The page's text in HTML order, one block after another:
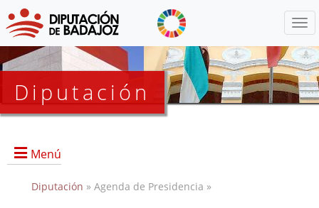
Diputación
Menú
Diputación » Agenda de Presidencia »